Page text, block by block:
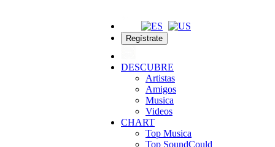
Regístrate
DESCUBRE
Artistas
Amigos
Musica
Videos
CHART
Top Musica
Top SoundCould